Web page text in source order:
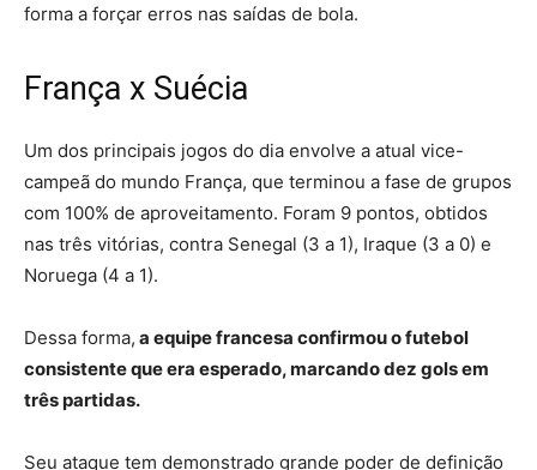
forma a forçar erros nas saídas de bola.
França x Suécia
Um dos principais jogos do dia envolve a atual vice-
campeã do mundo França, que terminou a fase de grupos
com 100% de aproveitamento. Foram 9 pontos, obtidos
nas três vitórias, contra Senegal (3 a 1), Iraque (3 a 0) e
Noruega (4 a 1).
Dessa forma, a equipe francesa confirmou o futebol
consistente que era esperado, marcando dez gols em
três partidas.
Seu ataque tem demonstrado grande poder de definição